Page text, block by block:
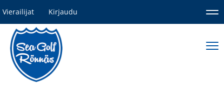
Vierailijat Kirjaudu